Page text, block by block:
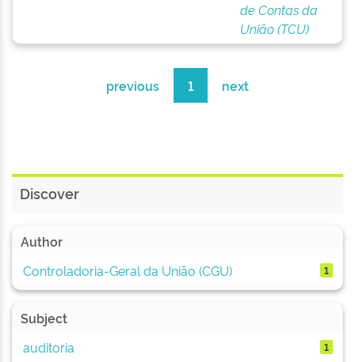
de Contas da
União (TCU)
previous 1 next
Discover
Author
Controladoria-Geral da União (CGU)
1
Subject
auditoria
1